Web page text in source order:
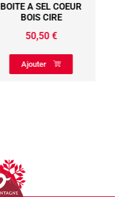
BOITE A SEL COEUR
BOIS CIRE
50,50€
Ajouter